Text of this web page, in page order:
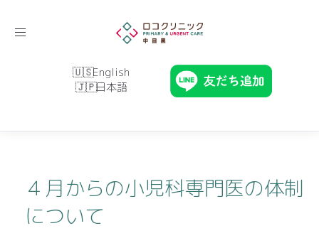
Toggle
English
日本語
４月からの小児科専門医の体制
について